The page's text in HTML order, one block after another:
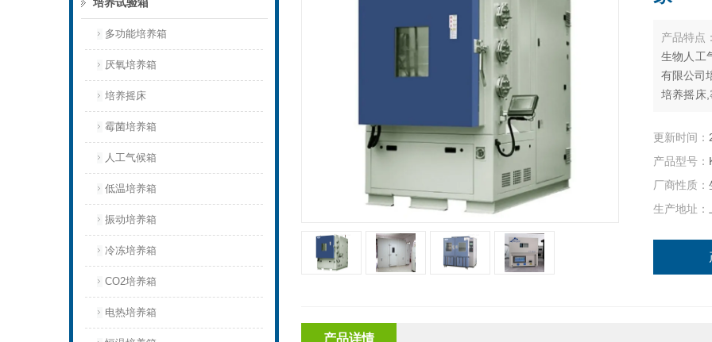
多功能培养箱
厌氧培养箱
培养摇床
霉菌培养箱
人工气候箱
低温培养箱
振动培养箱
冷冻培养箱
CO2培养箱
电热培养箱
产品特点
生物人工
有限公司
培养摇床
更新时间：
产品型号：
厂商性质：
生产地址：
产品详情